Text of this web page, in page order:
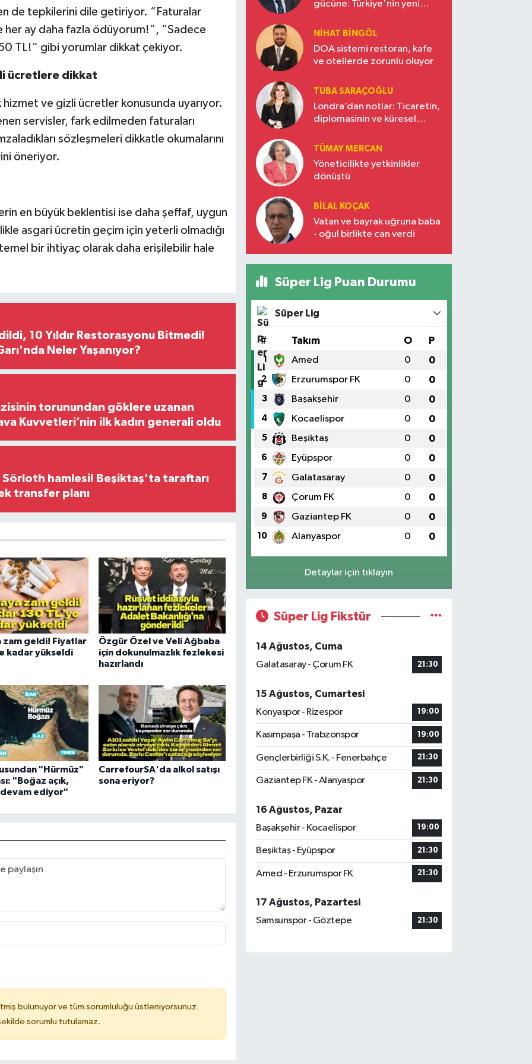
de tepkilerini dile getiriyor. “Faturalar
her ay daha fazla ödüyorum!”, “Sadece
TL!” gibi yorumlar dikkat çekiyor.
ücretlere dikkat
hizmet ve gizli ücretler konusunda uyarıyor.
servisler, fark edilmeden faturaları
sözleşmeleri dikkatle okumalarını
öneriyor.
en büyük beklentisi ise daha şeffaf, uygun
asgari ücretin geçim için yeterli olmadığı
bir ihtiyaç olarak daha erişilebilir hale
10 Yıldır Restorasyonu Bitmedi!
Neler Yaşanıyor?
torunundan göklere uzanan
Kuvvetleri’nin ilk kadın generali oldu
Sörloth hamlesi! Beşiktaş'ta taraftarı
transfer planı
zam geldi! Fiyatlar
kadar yükseldi
Özgür Özel ve Veli Ağbaba
için dokunulmazlık fezlekesi
hazırlandı
"Hürmüz"
"Boğaz açık,
ediyor"
CarrefourSA'da alkol satışı
sona eriyor?
bulunuyor ve tüm sorumluluğu üstleniyorsunuz.
sorumlu tutulamaz.
gücüne: Türkiye'nin yeni
NIHAT BINGÖL
DOA sistemi restoran, kafe
ve otellerde zorunlu oluyor
TUBA SARAÇOĞLU
Londra’dan notlar: Ticaretin,
diplomasinin ve küresel
Türkiye’nin yükselen gücü
TÜMAY MERCAN
Yöneticilikte yetkinlikler
dönüştü
BILAL KOÇAK
Vatan ve bayrak uğruna baba
- oğul birlikte can verdi
Süper Lig Puan Durumu
Süper Lig
# Takım O P
1 Amed 0 0
2 Erzurumspor FK 0 0
3 Başakşehir 0 0
4 Kocaelispor 0 0
5 Beşiktaş 0 0
6 Eyüpspor 0 0
7 Galatasaray 0 0
8 Çorum FK 0 0
9 Gaziantep FK 0 0
10 Alanyaspor 0 0
Detaylar için tıklayın
Süper Lig Fikstür
14 Ağustos, Cuma
Galatasaray - Çorum FK
21:30
15 Ağustos, Cumartesi
Konyaspor - Rizespor
19:00
Kasımpaşa - Trabzonspor 19:00
Gençlerbirliği S.K. - Fenerbahçe 21:30
Gaziantep FK - Alanyaspor 21:30
16 Ağustos, Pazar
Başakşehir - Kocaelispor
19:00
Beşiktaş - Eyüpspor 21:30
Amed - Erzurumspor FK 21:30
17 Ağustos, Pazartesi
Samsunspor - Göztepe
21:30